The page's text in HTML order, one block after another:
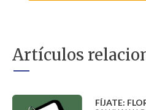
Artículos
FÍJATE: